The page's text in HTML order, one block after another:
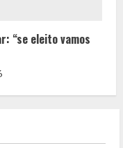
“se eleito vamos